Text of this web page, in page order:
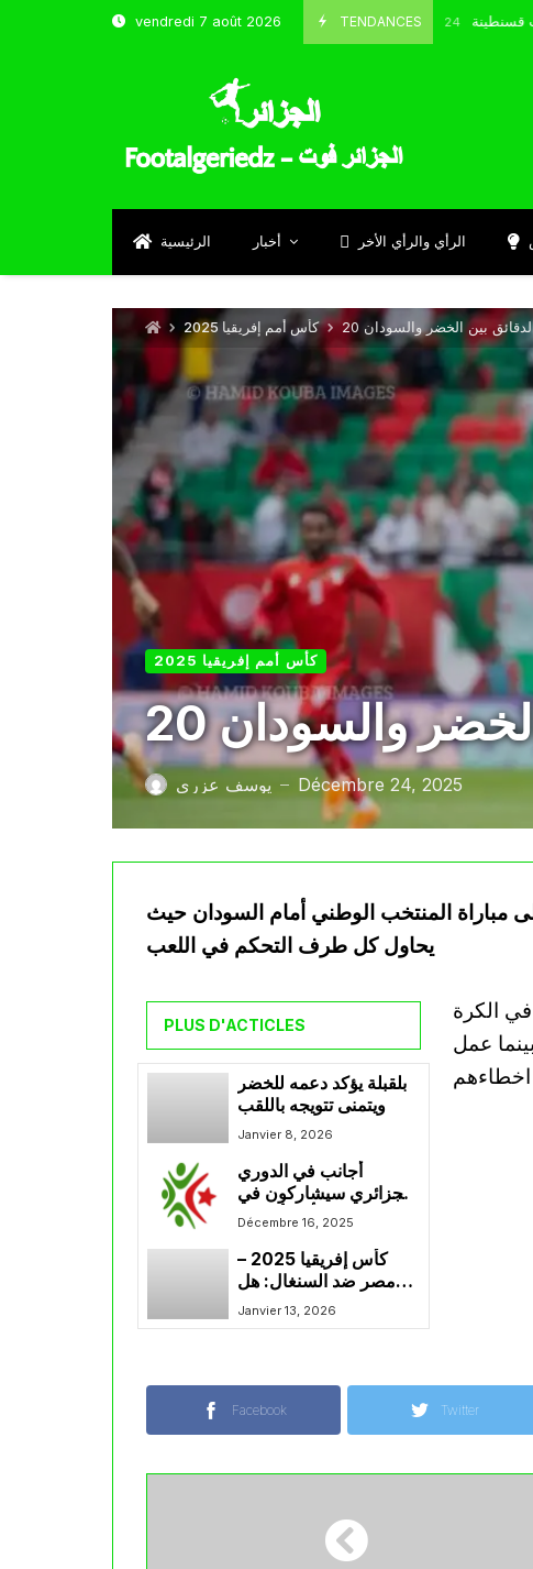
vendredi 7 août 2026 TENDANCES
Octobre 8, 2024 و شباب قسنطينة
الرئيسية أخبار الرأي والرأي الأخر
كأس أمم إفريقيا 2025 بين الخضر والسودان
كأس أمم إفريقيا 2025
الخضر والسودان
يوسف عزري — Décembre 24, 2025
10 و20 هدوء نسبي على مباراة المنتخب الوطني أمام السودان حيث
يحاول كل طرف التحكم في اللعب
PLUS D'ACTICLES
بلقبلة يؤكد دعمه للخضر
ويتمنى تتويجه باللقب
Janvier 8, 2026
أجانب في الدوري
الجزائري سيشاركون في
كأس أفريقيا
Décembre 16, 2025
كأس إفريقيا 2025 –
مصر ضد السنغال: هل
الحكم اتشو في مهمة
جديدة؟
Janvier 13, 2026
الكرة
عمل
Facebook Twitter